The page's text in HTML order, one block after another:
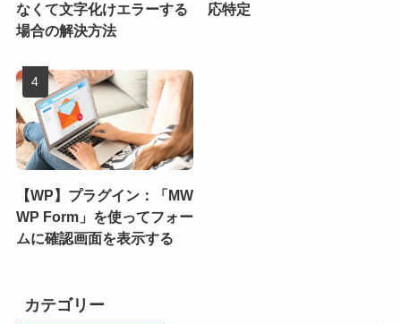
なくて文字化けエラーする
場合の解決方法
応特定
【WP】プラグイン：「MW
WP Form」を使ってフォー
ムに確認画面を表示する
カテゴリー